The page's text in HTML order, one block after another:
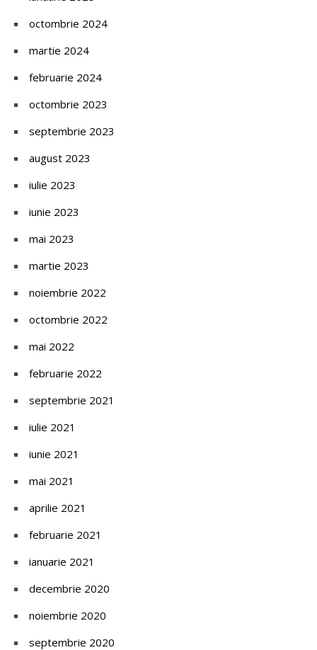
octombrie 2024
martie 2024
februarie 2024
octombrie 2023
septembrie 2023
august 2023
iulie 2023
iunie 2023
mai 2023
martie 2023
noiembrie 2022
octombrie 2022
mai 2022
februarie 2022
septembrie 2021
iulie 2021
iunie 2021
mai 2021
aprilie 2021
februarie 2021
ianuarie 2021
decembrie 2020
noiembrie 2020
septembrie 2020